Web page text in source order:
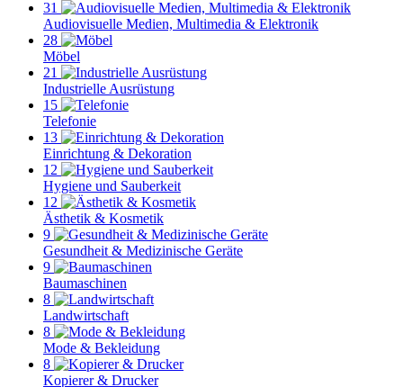
31
Audiovisuelle Medien, Multimedia & Elektronik
28
Möbel
21
Industrielle Ausrüstung
15
Telefonie
13
Einrichtung & Dekoration
12
Hygiene und Sauberkeit
12
Ästhetik & Kosmetik
9
Gesundheit & Medizinische Geräte
9
Baumaschinen
8
Landwirtschaft
8
Mode & Bekleidung
8
Kopierer & Drucker